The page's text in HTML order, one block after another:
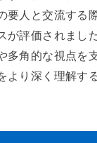
要人と交流する
が評価されまし
多角的な視点を
より深く理解す